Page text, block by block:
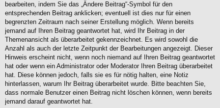
bearbeiten, indem Sie das „Ändere Beitrag“-Symbol für den
entsprechenden Beitrag anklicken; eventuell ist dies nur für einen
begrenzten Zeitraum nach seiner Erstellung möglich. Wenn bereits
jemand auf Ihren Beitrag geantwortet hat, wird Ihr Beitrag in der
Themenansicht als überarbeitet gekennzeichnet. Es wird sowohl die
Anzahl als auch der letzte Zeitpunkt der Bearbeitungen angezeigt. Dieser
Hinweis erscheint nicht, wenn noch niemand auf Ihren Beitrag geantwortet
hat oder wenn ein Administrator oder Moderator Ihren Beitrag überarbeitet
hat. Diese können jedoch, falls sie es für nötig halten, eine Notiz
hinterlassen, warum Ihr Beitrag überarbeitet wurde. Bitte beachten Sie,
dass normale Benutzer einen Beitrag nicht löschen können, wenn bereits
jemand darauf geantwortet hat.